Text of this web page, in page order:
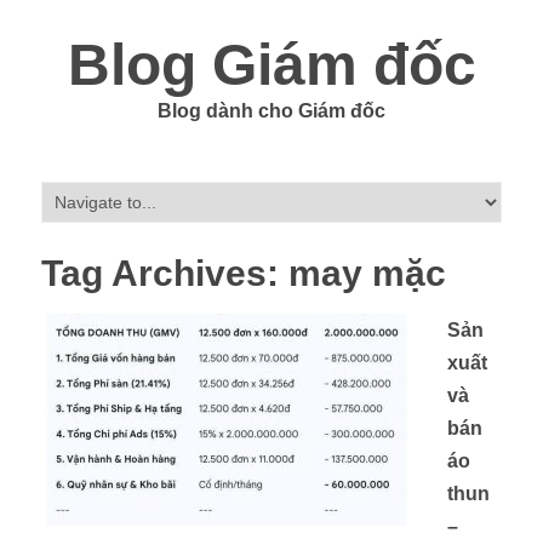
Blog Giám đốc
Blog dành cho Giám đốc
Tag Archives: may mặc
Sản
xuất
và
bán
áo
thun
–